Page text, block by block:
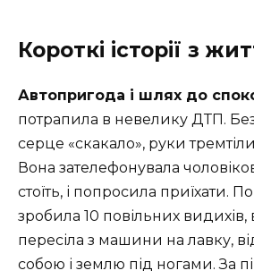
Короткі історії з
Автопригода і шлях до
потрапила в невелику ДТП.
серце «скакало», руки
Вона зателефонувала
стоїть, і попросила приїхати.
зробила 10 повільних
пересіла з машини на лавку,
собою і землю під ногами. За